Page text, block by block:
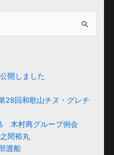
開しました
回和歌山チヌ・グレチ
木村商グループ例会
間裕丸
渡船